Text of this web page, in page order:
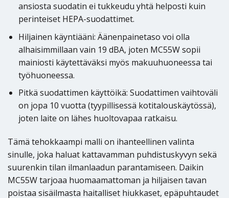
ansiosta suodatin ei tukkeudu yhtä helposti kuin
perinteiset HEPA-suodattimet.
Hiljainen käyntiääni: Äänenpainetaso voi olla
alhaisimmillaan vain 19 dBA, joten MC55W sopii
mainiosti käytettäväksi myös makuuhuoneessa tai
työhuoneessa.
Pitkä suodattimen käyttöikä: Suodattimen vaihtoväli
on jopa 10 vuotta (tyypillisessä kotitalouskäytössä),
joten laite on lähes huoltovapaa ratkaisu.
Tämä tehokkaampi malli on ihanteellinen valinta
sinulle, joka haluat kattavamman puhdistuskyvyn sekä
suurenkin tilan ilmanlaadun parantamiseen. Daikin
MC55W tarjoaa huomaamattoman ja hiljaisen tavan
poistaa sisäilmasta haitalliset hiukkaset, epäpuhtaudet